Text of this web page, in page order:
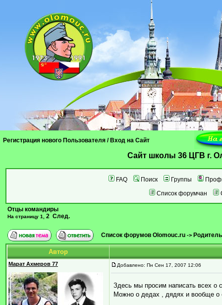
Регистрация нового Пользователя / Вход на Сайт
Cайт школы 36 ЦГВ г.
FAQ Поиск Группы
Список форумчан
Отцы командиры
На страницу 1 2 След.
Список форумов Olomouc.ru ->
Автор
Марат Ахмеров 77 Добавлено: Пн Сен 17, 2007 12:06
Здесь мы просим написать всех о
Можно о дедах , дядях и вообще о